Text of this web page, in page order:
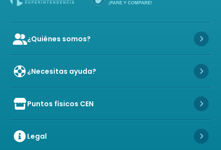
Icon of user-group
¿Quiénes somos? Icon
¿Necesitas ayuda? Icon
Icon of store
Puntos físicos CEN Icon
Legal Icon